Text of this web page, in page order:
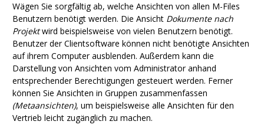
Wägen Sie sorgfältig ab, welche Ansichten von allen M-Files
Benutzern benötigt werden. Die Ansicht Dokumente nach
Projektwird beispielsweise von vielen Benutzern benötigt.
Benutzer der Clientsoftware können nicht benötigte Ansichten
auf ihrem Computer ausblenden. Außerdem kann die
Darstellung von Ansichten vom Administrator anhand
entsprechender Berechtigungen gesteuert werden. Ferner
können Sie Ansichten in Gruppen zusammenfassen
(Metaansichten), um beispielsweise alle Ansichten für den
Vertrieb leicht zugänglich zu machen.